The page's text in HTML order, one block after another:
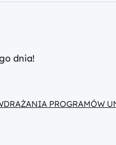
dnia!
PROGRAMÓW